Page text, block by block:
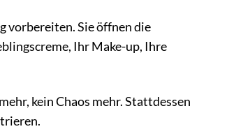
vorbereiten. Sie öffnen die
Ihr Make-up, Ihre
kein Chaos mehr. Stattdessen